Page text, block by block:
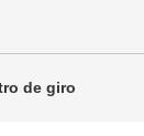
de giro